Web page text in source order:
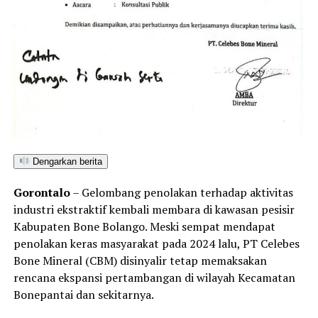
Viral Kritik Wakil Gubernur Gorontalo Soal Tarian Karawo
Tanpa Motif
Dengarkan berita
Gorontalo– Gelombang penolakan terhadap aktivitas
industri ekstraktif kembali membara di kawasan pesisir
Kabupaten Bone Bolango. Meski sempat mendapat
penolakan keras masyarakat pada 2024 lalu, PT Celebes
Bone Mineral (CBM) disinyalir tetap memaksakan
rencana ekspansi pertambangan di wilayah Kecamatan
Bonepantai dan sekitarnya.